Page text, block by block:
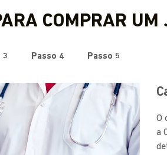
COMPRAR UM
3 Passo 4 Passo 5
O
a